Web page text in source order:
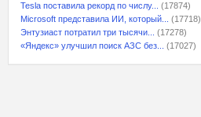
Tesla поставила рекорд по числу...
(17874)
Microsoft представила ИИ, который...
(17718)
Энтузиаст потратил три тысячи...
(17278)
«Яндекс» улучшил поиск АЗС без...
(17027)